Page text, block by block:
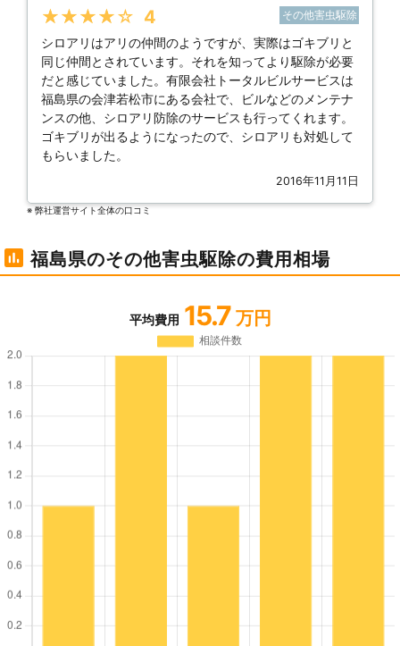
★★★★★ 4 その他害虫駆除
シロアリはアリの仲間のようですが、実際はゴキブリと
同じ仲間とされています。それを知ってより駆除が必要
だと感じていました。有限会社トータルビルサービスは
福島県の会津若松市にある会社で、ビルなどのメンテナ
ンスの他、シロアリ防除のサービスも行ってくれます。
ゴキブリが出るようになったので、シロアリも対処して
もらいました。
2016年11月11日
※ 弊社運営サイト全体の⼝コミ
福島県のその他害虫駆除の費用相場
平均費用 15.7 万円